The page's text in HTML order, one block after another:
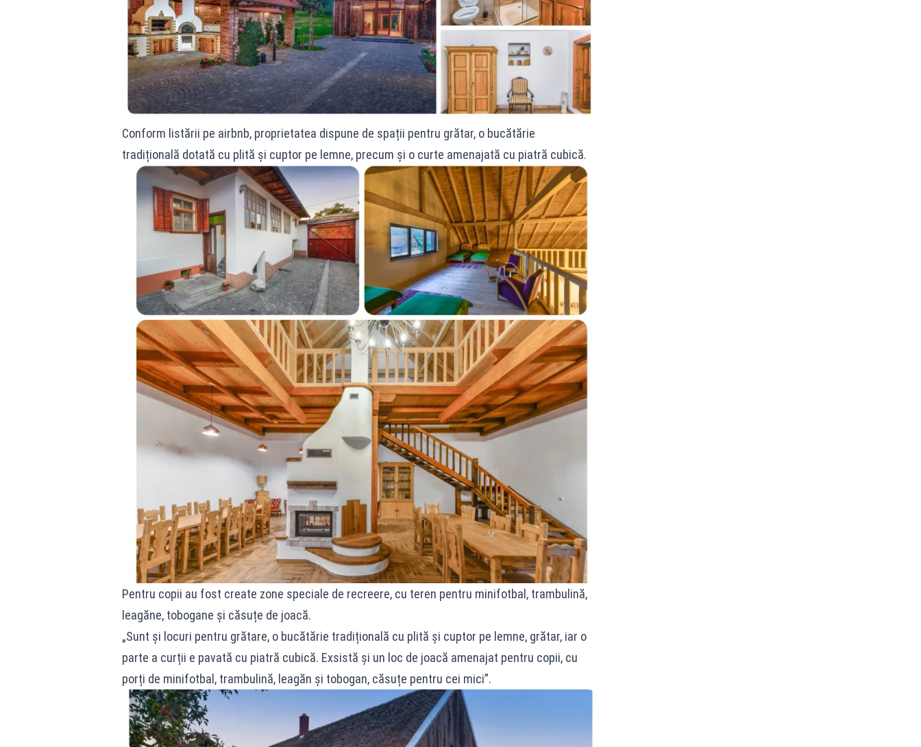
Conform listării pe airbnb, proprietatea dispune de spații pentru grătar, o bucătărie
tradițională dotată cu plită și cuptor pe lemne, precum și o curte amenajată cu piatră cubică.
Pentru copii au fost create zone speciale de recreere, cu teren pentru minifotbal, trambulină,
leagăne, tobogane și căsuțe de joacă.
„Sunt și locuri pentru grătare, o bucătărie tradițională cu plită și cuptor pe lemne, grătar, iar o
parte a curții e pavată cu piatră cubică. Exsistă și un loc de joacă amenajat pentru copii, cu
porți de minifotbal, trambulină, leagăn și tobogan, căsuțe pentru cei mici”.